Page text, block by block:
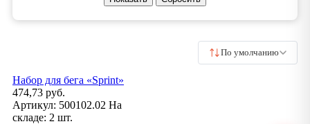
По умолчанию
Набор для бега «Sprint»
474,73 руб.
Артикул: 500102.02 На
складе: 2 шт.